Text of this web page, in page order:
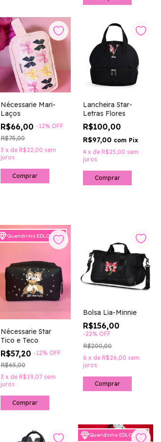
Nécessarie Mari-
Laços
R$66,00 -12% OFF
R$75,00
3 x de R$22,00 sem
juros
Lancheira Star-
Letras Flores
R$100,00
R$97,00 com Pix
4 x de R$25,00 sem
juros
Queridinho EDLOVERS
Nécessarie Star
Tico e Teco
R$57,20 -12% OFF
R$65,00
3 x de R$19,07 sem
juros
Bolsa Lia-Minnie
R$156,00
-22% OFF
R$200,00
6 x de R$26,00 sem
juros
Queridinho EDLOVERS